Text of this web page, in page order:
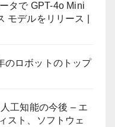
タで GPT-4o Mini
モデルをリリース |
のロボットのトップ
工知能の今後 – エ
スト、ソフトウェ